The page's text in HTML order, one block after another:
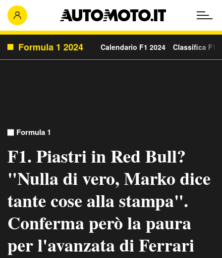
Formula 1 2024 Calendario F1 2024 Classifica F1
Formula 1
F1. Piastri in Red Bull?
"Nulla di vero, Marko dice
tante cose alla stampa".
Conferma però la paura
per l'avanzata di Ferrari